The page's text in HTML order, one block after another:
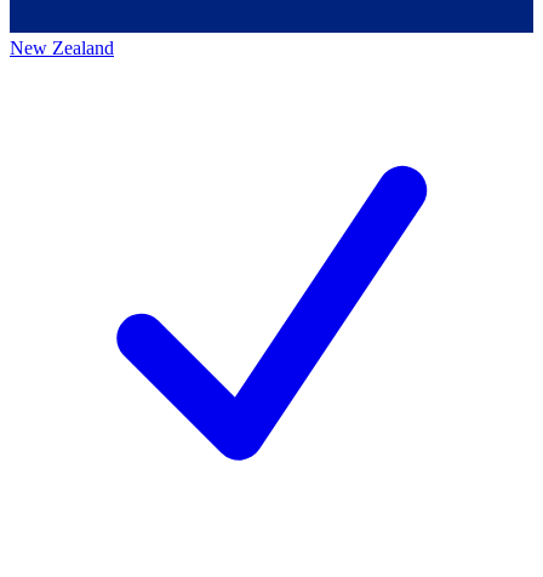
New Zealand